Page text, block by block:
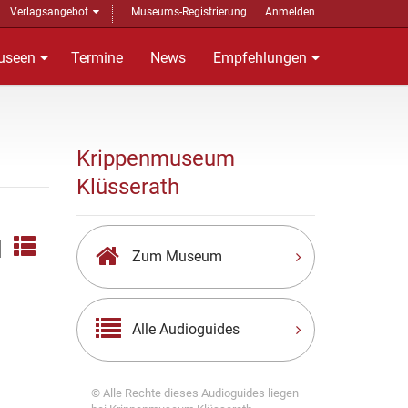
Verlagsangebot Museums-Registrierung Anmelden
Termine News Empfehlungen
|
Krippenmuseum
Klüsserath
Zum Museum
Alle Audioguides
© Alle Rechte dieses Audioguides liegen